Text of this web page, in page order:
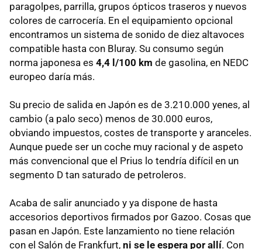
paragolpes, parrilla, grupos ópticos traseros y nuevos
colores de carrocería. En el equipamiento opcional
encontramos un sistema de sonido de diez altavoces
compatible hasta con Bluray. Su consumo según
norma japonesa es 4,4 l/100 km de gasolina, en NEDC
europeo daría más.
Su precio de salida en Japón es de 3.210.000 yenes, al
cambio (a palo seco) menos de 30.000 euros,
obviando impuestos, costes de transporte y aranceles.
Aunque puede ser un coche muy racional y de aspeto
más convencional que el Prius lo tendría difícil en un
segmento D tan saturado de petroleros.
Acaba de salir anunciado y ya dispone de hasta
accesorios deportivos firmados por Gazoo. Cosas que
pasan en Japón. Este lanzamiento no tiene relación
con el Salón de Frankfurt, ni se le espera por allí. Con